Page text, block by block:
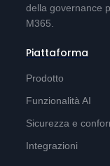
della governance
M365.
Piattaforma
Prodotto
Funzionalità AI
Sicurezza e
Integrazioni